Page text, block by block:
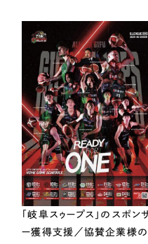
「岐阜スゥープス」のスポン
ー獲得支援／協賛企業様の